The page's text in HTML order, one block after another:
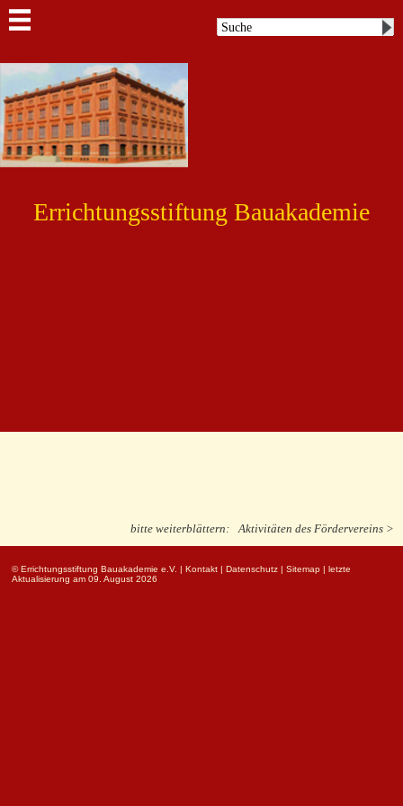
Errichtungsstiftung Bauakademie
Aktivitäten des Fördervereins >
bitte weiterblättern:
© Errichtungsstiftung Bauakademie e.V. | Kontakt | Datenschutz | Sitemap | letzte
Aktualisierung am 09. August 2026